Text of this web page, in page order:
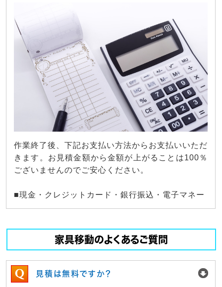
作業終了後、下記お支払い方法からお支払いいただ
きます。お見積金額から金額が上がることは100％
ございませんのでご安心ください。
■現金・クレジットカード・銀行振込・電子マネー
家具移動のよくあるご質問
見積は無料ですか？